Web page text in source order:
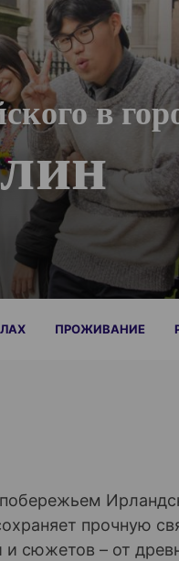
в
ПРОЖИВАНИЕ
прочную
сюжетов – от